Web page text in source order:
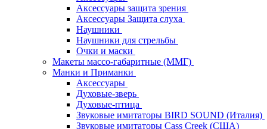
Аксессуары защита зрения
Аксессуары Защита слуха
Наушники
Наушники для стрельбы
Очки и маски
Макеты массо-габаритные (ММГ)
Манки и Приманки
Аксессуары
Духовые-зверь
Духовые-птица
Звуковые имитаторы BIRD SOUND (Италия)
Звуковые имитаторы Cass Creek (США)